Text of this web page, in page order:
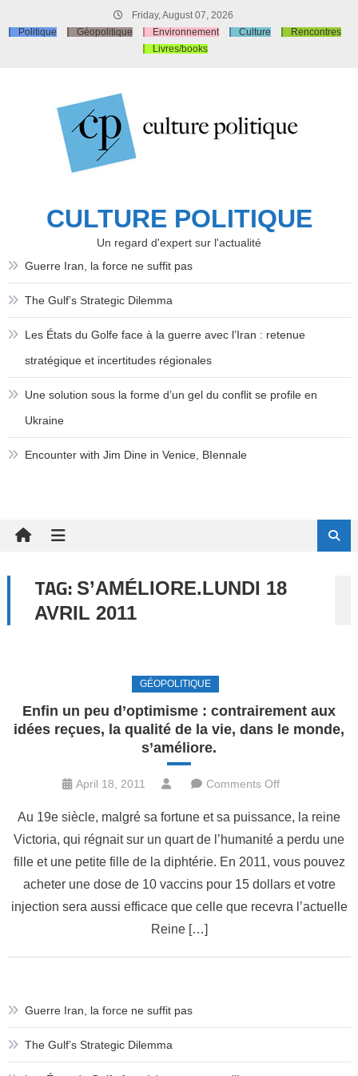
Friday, August 07, 2026
Politique
Géopolitique Environnement Culture
Rencontres
Livres/books
CULTURE POLITIQUE
Un regard d'expert sur l'actualité
Guerre Iran, la force ne suffit pas
The Gulf’s Strategic Dilemma
Les États du Golfe face à la guerre avec l’Iran : retenue
stratégique et incertitudes régionales
Une solution sous la forme d’un gel du conflit se profile en
Ukraine
Encounter with Jim Dine in Venice, BIennale
TAG: S’AMÉLIORE.LUNDI 18
AVRIL 2011
GÉOPOLITIQUE
Enfin un peu d’optimisme : contrairement aux
idées reçues, la qualité de la vie, dans le monde,
s’améliore.
April 18, 2011 Comments Offon
un
peu
d’optimisme
:
contrairement
vie,
Au 19e siècle, malgré sa fortune et sa puissance, la reine
Victoria, qui régnait sur un quart de l’humanité a perdu une
fille et une petite fille de la diphtérie. En 2011, vous pouvez
acheter une dose de 10 vaccins pour 15 dollars et votre
injection sera aussi efficace que celle que recevra l’actuelle
Reine […]
Guerre Iran, la force ne suffit pas
The Gulf’s Strategic Dilemma